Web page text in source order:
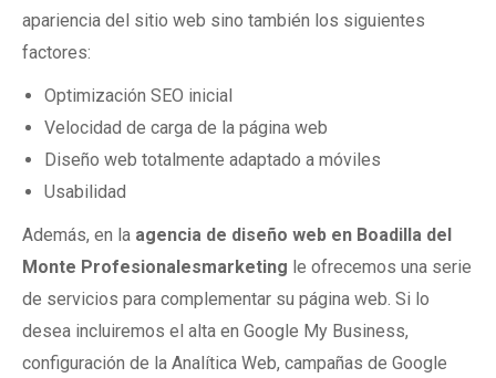
apariencia del sitio web sino también los siguientes
factores:
Optimización SEO inicial
Velocidad de carga de la página web
Diseño web totalmente adaptado a móviles
Usabilidad
Además, en la agencia de diseño web en Boadilla del
Monte Profesionalesmarketing le ofrecemos una serie
de servicios para complementar su página web. Si lo
desea incluiremos el alta en Google My Business,
configuración de la Analítica Web, campañas de Google